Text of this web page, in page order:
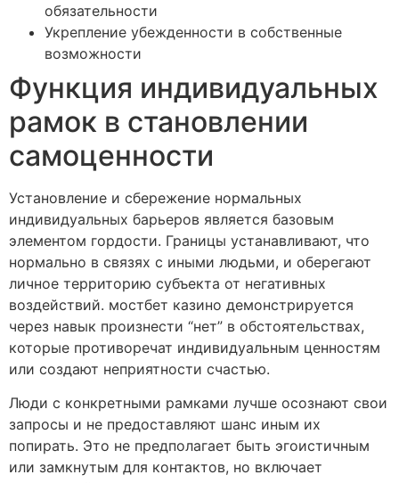
обязательности
Укрепление убежденности в собственные
возможности
Функция индивидуальных
рамок в становлении
самоценности
Установление и сбережение нормальных
индивидуальных барьеров является базовым
элементом гордости. Границы устанавливают, что
нормально в связях с иными людьми, и оберегают
личное территорию субъекта от негативных
воздействий. мостбет казино демонстрируется
через навык произнести “нет” в обстоятельствах,
которые противоречат индивидуальным ценностям
или создают неприятности счастью.
Люди с конкретными рамками лучше осознают свои
запросы и не предоставляют шанс иным их
попирать. Это не предполагает быть эгоистичным
или замкнутым для контактов, но включает